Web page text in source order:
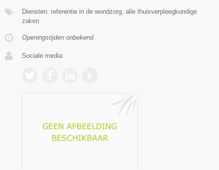
Diensten: referentie in de wondzorg, alle thuisverpleegkundige
zaken
Openingstijden onbekend
Sociale media: